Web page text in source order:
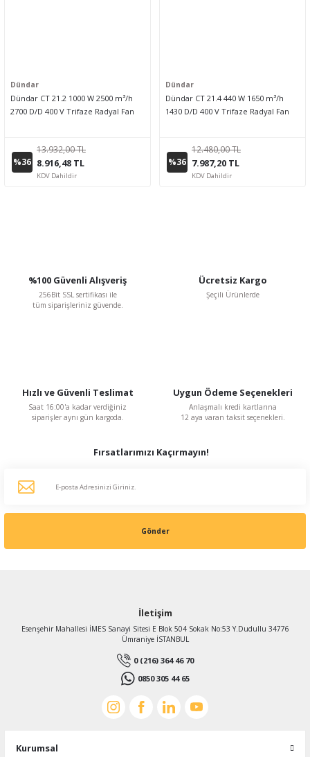
Dündar
Dündar CT 21.2 1000 W 2500 m³/h
2700 D/D 400 V Trifaze Radyal Fan
%36
13.932,00 TL
8.916,48 TL
KDV Dahildir
Dündar
Dündar CT 21.4 440 W 1650 m³/h
1430 D/D 400 V Trifaze Radyal Fan
%36
12.480,00 TL
7.987,20 TL
KDV Dahildir
%100 Güvenli Alışveriş
256Bit SSL sertifikası ile
tüm siparişleriniz güvende.
Ücretsiz Kargo
Şeçili Ürünlerde
Hızlı ve Güvenli Teslimat
Saat 16:00'a kadar verdiğiniz
siparişler aynı gün kargoda.
Uygun Ödeme Seçenekleri
Anlaşmalı kredi kartlarına
12 aya varan taksit seçenekleri.
Fırsatlarımızı Kaçırmayın!
Gönder
İletişim
Esenşehir Mahallesi İMES Sanayi Sitesi E Blok 504 Sokak No:53 Y.Dudullu 34776
Ümraniye İSTANBUL
0 (216) 364 46 70
0850 305 44 65
Kurumsal